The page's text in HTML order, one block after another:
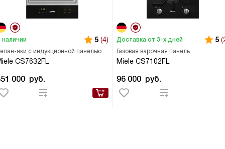
яки с индукционной панелью
CS7632FL
наличии 5 (4)
000 руб.
Газовая варочная панель
Miele CS7102FL
Доставка от 3-х дней 5
96 000 руб.